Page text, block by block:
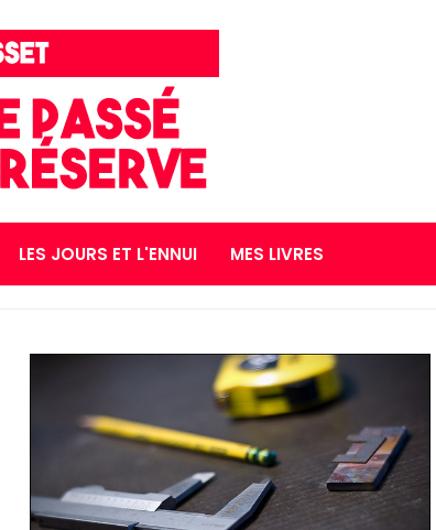
LES JOURS ET L'ENNUI MES LIVRES